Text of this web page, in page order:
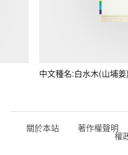
中文種名:白水木(山埔姜)
關於本站 著作權聲明
權